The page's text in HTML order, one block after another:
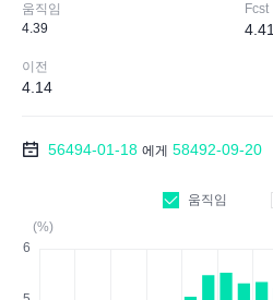
움직임
4.39
Fcst
4.41
이전
4.14
56494-01-18 에게 58492-09-20
움직임
(%)